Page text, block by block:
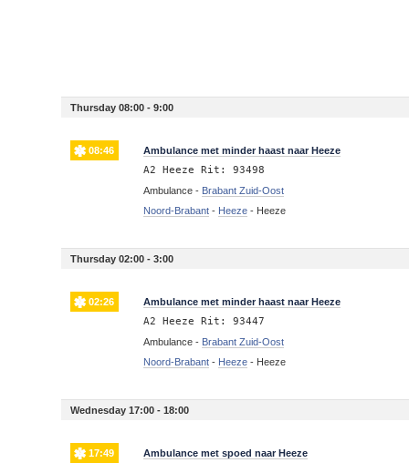
Thursday 08:00 - 9:00
08:46 Ambulance met minder haast naar Heeze
A2 Heeze Rit: 93498
Ambulance - Brabant Zuid-Oost
Noord-Brabant - Heeze - Heeze
Thursday 02:00 - 3:00
02:26 Ambulance met minder haast naar Heeze
A2 Heeze Rit: 93447
Ambulance - Brabant Zuid-Oost
Noord-Brabant - Heeze - Heeze
Wednesday 17:00 - 18:00
17:49 Ambulance met spoed naar Heeze